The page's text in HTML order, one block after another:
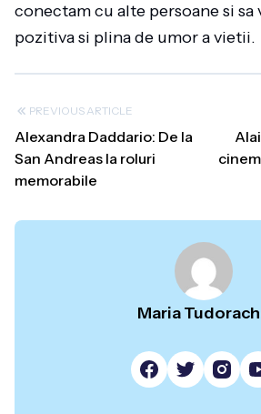
conectam cu alte persoane si sa
pozitiva si plina de umor a vietii.
PREVIOUS ARTICLE
Alexandra Daddario: De la
San Andreas la roluri
memorabile
Maria